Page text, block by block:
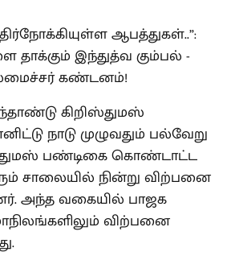
கிறிஸ்துமஸ்
நாடு முழுவதும் பல்வேறு
பண்டிகை கொண்டாட்ட
சாலையில் நின்று விற்பனை
அந்த வகையில் பாஜக
விற்பனை